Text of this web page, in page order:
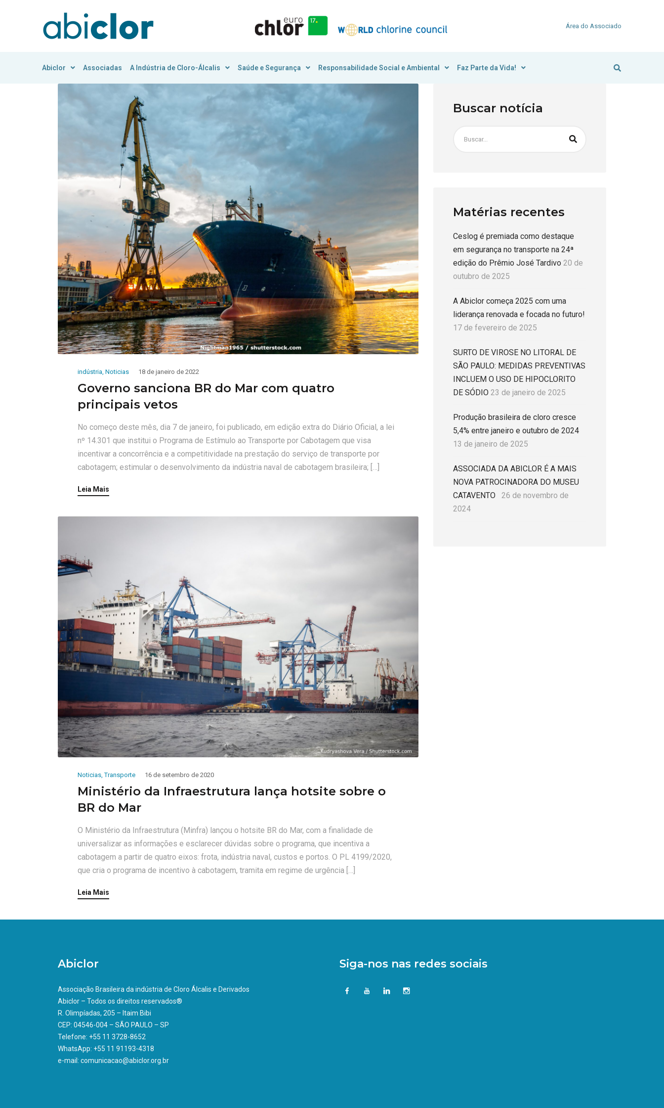
Área do Associado
Abiclor Associadas A Indústria de Cloro-Álcalis Saúde e Segurança Responsabilidade Social e Ambiental Faz Parte da Vida!
indústria, Noticias 18 de janeiro de 2022
Governo sanciona BR do Mar com quatro
principais vetos
No começo deste mês, dia 7 de janeiro, foi publicado, em edição extra do Diário Oficial, a lei
nº 14.301 que institui o Programa de Estímulo ao Transporte por Cabotagem que visa
incentivar a concorrência e a competitividade na prestação do serviço de transporte por
cabotagem; estimular o desenvolvimento da indústria naval de cabotagem brasileira; […]
Leia Mais
Noticias,Transporte 16 de setembro de 2020
Ministério da Infraestrutura lança hotsite sobre o
BR do Mar
O Ministério da Infraestrutura (Minfra) lançou o hotsite BR do Mar, com a finalidade de
universalizar as informações e esclarecer dúvidas sobre o programa, que incentiva a
cabotagem a partir de quatro eixos: frota, indústria naval, custos e portos. O PL 4199/2020,
que cria o programa de incentivo à cabotagem, tramita em regime de urgência […]
Leia Mais
Buscar notícia
Matérias recentes
Ceslog é premiada como destaque
em segurança no transporte na 24ª
edição do Prêmio José Tardivo 20 de
outubro de 2025
A Abiclor começa 2025 com uma
liderança renovada e focada no futuro!
17 de fevereiro de 2025
SURTO DE VIROSE NO LITORAL DE
SÃO PAULO: MEDIDAS PREVENTIVAS
INCLUEM O USO DE HIPOCLORITO
DE SÓDIO 23 de janeiro de 2025
Produção brasileira de cloro cresce
5,4% entre janeiro e outubro de 2024
13 de janeiro de 2025
ASSOCIADA DA ABICLOR É A MAIS
NOVA PATROCINADORA DO MUSEU
CATAVENTO
26 de novembro de
2024
Abiclor
Associação Brasileira da indústria de Cloro Álcalis e Derivados
Abiclor – Todos os direitos reservados®
R. Olimpíadas, 205 – Itaim Bibi
CEP: 04546-004 – SÃO PAULO – SP
Telefone: +55 11 3728-8652
WhatsApp: +55 11 91193-4318
e-mail: comunicacao@abiclor.org.br
Siga-nos nas redes sociais